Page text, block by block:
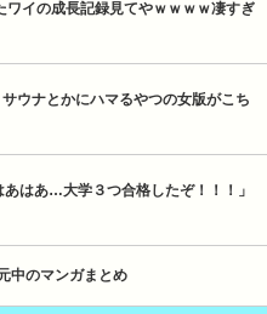
ワイの成長記録見てやｗｗｗｗ凄すぎ
ウナとかにハマるやつの女版がこち
あはあ…大学３つ合格したぞ！！！」
中のマンガまとめ